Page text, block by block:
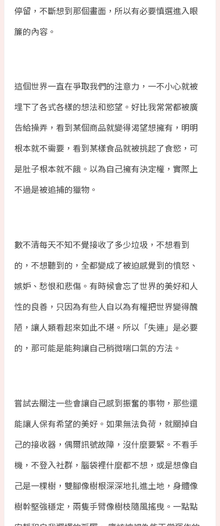
停留，不斷想到那個畫面，所以有必要慎選進入眼
簾的內容。
這個世界一直在爭取我們的注意力，一不小心就被
埋下了各式各樣的想法和慾望。好比我常常都被廣
告給操弄，看到某個商品就變得渴望想擁有，明明
根本就不需要，看到某樣食品就被挑起了食慾，可
是肚子根本就不餓。以為自己擁有決定權，實際上
不過是被追捕的獵物。
數不清每天不知不覺接收了多少垃圾，不想看到
的，不想聽到的，全都變成了被迫感覺到的憤怒、
嫉妒、愁恨和悲傷。有時候會忘了世界的美好和人
性的良善，只因為有些人自以為有權把世界變得醜
陋，讓人類看起來如此不堪。所以「失連」是必要
的，那可能是能夠讓自己稍微喘口氣的方法。
嘗試去關注一些會讓自己感到振奮的事物，那些還
能讓人保有希望的美好。如果無法負荷，就關掉自
己的接收器，偶爾訊號故障，沒什麼要緊。不看手
機，不登入社群，腦袋裡什麼都不想，或是想像自
己是一棵樹，雙腳像樹根深深地扎進土地，身體像
樹幹堅強穩定，兩隻手臂像樹枝隨風搖曳。一點點